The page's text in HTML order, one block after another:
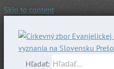
Skip to content
Hľadať: